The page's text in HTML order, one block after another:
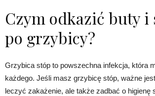
Czym odkazić buty i
po grzybicy?
Grzybica stóp to powszechna infekcja, która
każdego. Jeśli masz grzybicę stóp, ważne
leczyć zakażenie, ale także zadbać o higienę